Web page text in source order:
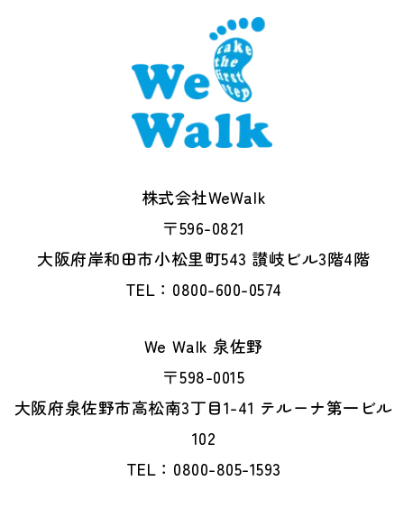
株式会社WeWalk
〒596-0821
大阪府岸和田市小松里町543 讃岐ビル3階4階
TEL：0800-600-0574
We Walk 泉佐野
〒598-0015
大阪府泉佐野市高松南3丁目1-41 テルーナ第一ビル
102
TEL：0800-805-1593